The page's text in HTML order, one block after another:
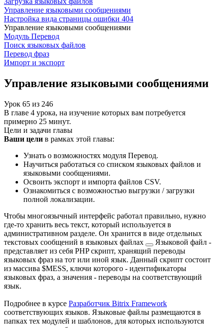
Управление языковыми сообщениями
Настройка вида страницы ошибки 404
Управление языковыми сообщениями
Mодуль Перевод
Поиск языковых файлов
Перевод фраз
Импорт и экспорт
Управление языковыми сообщениями
Урок 65 из 246
В главе 4 урока, на изучение которых вам потребуется
примерно 25 минут.
Цели и задачи главы
Ваши цели в рамках этой главы:
Узнать о возможностях модуля Перевод.
Научиться работаться со списком языковых файлов и
языковыми сообщениями.
Освоить экспорт и импорта файлов CSV.
Ознакомиться с возможностью выгрузки / загрузки
полной локализации.
Чтобы многоязычный интерфейс работал правильно, нужно
где-то хранить весь текст, который используется в
административном разделе. Он хранится в виде отдельных
текстовых сообщений в языковых файлах
Языковой файл -
представляет из себя PHP скрипт, хранящий переводы
языковых фраз на тот или иной язык. Данный скрипт состоит
из массива $MESS, ключи которого - идентификаторы
языковых фраз, а значения - переводы на соответствующий
язык.
Подробнее в курсе Разработчик Bitrix Framework
соответствующих языков. Языковые файлы размещаются в
папках тех модулей и шаблонов, для которых используются